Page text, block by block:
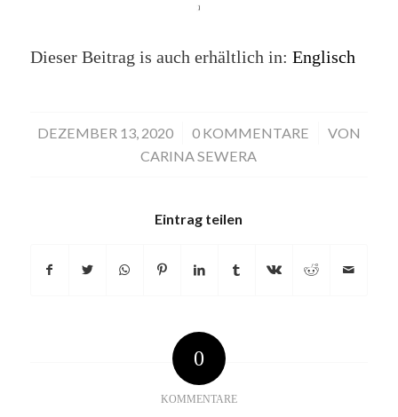
Dieser Beitrag is auch erhältlich in: Englisch
DEZEMBER 13, 2020
/ 0 KOMMENTARE
/
VON
CARINA SEWERA
Eintrag teilen
0
KOMMENTARE